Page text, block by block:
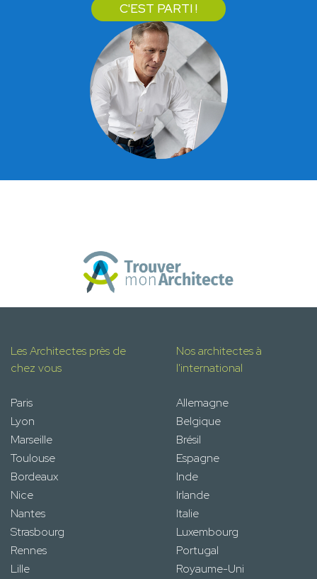
C'EST PARTI !
Les Architectes près de
chez vous
Paris
Lyon
Marseille
Toulouse
Bordeaux
Nice
Nantes
Strasbourg
Rennes
Lille
Nos architectes à
l'international
Allemagne
Belgique
Brésil
Espagne
Inde
Irlande
Italie
Luxembourg
Portugal
Royaume-Uni